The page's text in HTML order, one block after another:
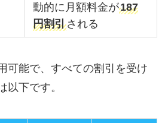
動的に月額料金が187
円割引される
可能で、すべての割引を受け
以下です。